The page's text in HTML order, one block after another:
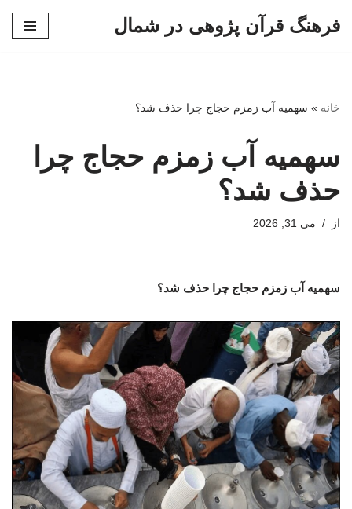
فرهنگ قرآن پژوهی در شمال
خانه » سهمیه آب زمزم حجاج چرا حذف شد؟
سهمیه آب زمزم حجاج چرا
حذف شد؟
از می 31, 2026
سهمیه آب زمزم حجاج چرا حذف شد؟